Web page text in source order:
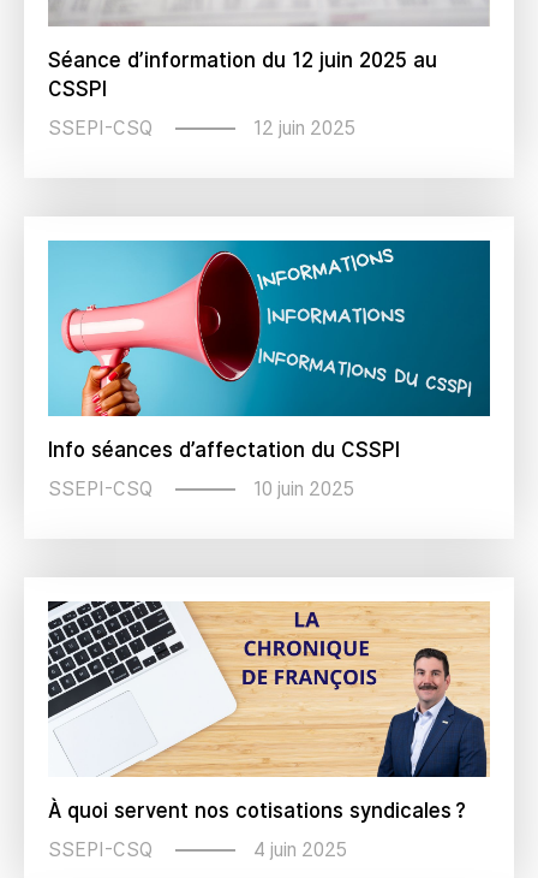
Séance d’information du 12 juin 2025 au
CSSPI
SSEPI-CSQ 12 juin 2025
Info séances d’affectation du CSSPI
SSEPI-CSQ 10 juin 2025
À quoi servent nos cotisations syndicales ?
SSEPI-CSQ 4 juin 2025